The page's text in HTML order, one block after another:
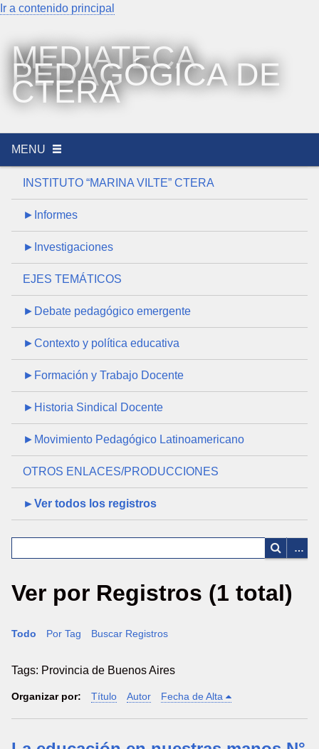
Ir a contenido principal
MEDIATECA
PEDAGÓGICA DE
CTERA
MENU
INSTITUTO “MARINA VILTE” CTERA
►Informes
►Investigaciones
EJES TEMÁTICOS
►Debate pedagógico emergente
►Contexto y política educativa
►Formación y Trabajo Docente
►Historia Sindical Docente
►Movimiento Pedagógico Latinoamericano
OTROS ENLACES/PRODUCCIONES
►Ver todos los registros
Ver por Registros (1 total)
Todo Por Tag Buscar Registros
Tags: Provincia de Buenos Aires
Organizar por: Título Autor Fecha de Alta